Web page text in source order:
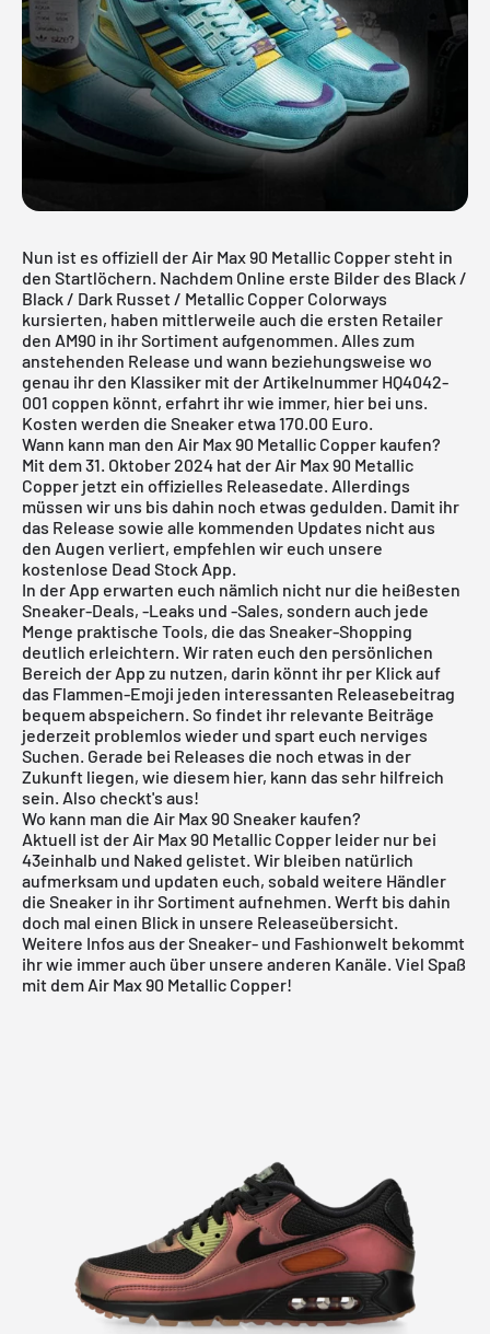
Nun ist es offiziell der Air Max 90 Metallic Copper steht in
den Startlöchern. Nachdem Online erste Bilder des Black /
Black / Dark Russet / Metallic Copper Colorways
kursierten, haben mittlerweile auch die ersten Retailer
den AM90 in ihr Sortiment aufgenommen. Alles zum
anstehenden Release und wann beziehungsweise wo
genau ihr den Klassiker mit der Artikelnummer HQ4042-
001 coppen könnt, erfahrt ihr wie immer, hier bei uns.
Kosten werden die Sneaker etwa 170.00 Euro.
Wann kann man den Air Max 90 Metallic Copper kaufen?
Mit dem 31. Oktober 2024 hat der Air Max 90 Metallic
Copper jetzt ein offizielles Releasedate. Allerdings
müssen wir uns bis dahin noch etwas gedulden. Damit ihr
das Release sowie alle kommenden Updates nicht aus
den Augen verliert, empfehlen wir euch unsere
kostenlose Dead Stock App.
In der App erwarten euch nämlich nicht nur die heißesten
Sneaker-Deals, -Leaks und -Sales, sondern auch jede
Menge praktische Tools, die das Sneaker-Shopping
deutlich erleichtern. Wir raten euch den persönlichen
Bereich der App zu nutzen, darin könnt ihr per Klick auf
das Flammen-Emoji jeden interessanten Releasebeitrag
bequem abspeichern. So findet ihr relevante Beiträge
jederzeit problemlos wieder und spart euch nerviges
Suchen. Gerade bei Releases die noch etwas in der
Zukunft liegen, wie diesem hier, kann das sehr hilfreich
sein. Also checkt's aus!
Wo kann man die Air Max 90 Sneaker kaufen?
Aktuell ist der Air Max 90 Metallic Copper leider nur bei
43einhalb und Naked gelistet. Wir bleiben natürlich
aufmerksam und updaten euch, sobald weitere Händler
die Sneaker in ihr Sortiment aufnehmen. Werft bis dahin
doch mal einen Blick in unsere Releaseübersicht.
Weitere Infos aus der Sneaker- und Fashionwelt bekommt
ihr wie immer auch über unsere anderen Kanäle. Viel Spaß
mit dem Air Max 90 Metallic Copper!